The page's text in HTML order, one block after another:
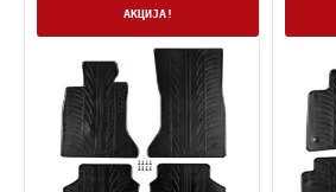
АКЦИЈА!